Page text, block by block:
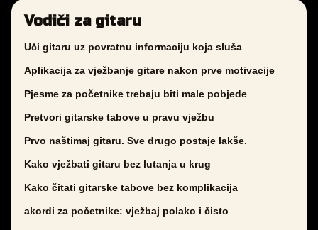
Vodiči za gitaru
Uči gitaru uz povratnu informaciju koja sluša
Aplikacija za vježbanje gitare nakon prve motivacije
Pjesme za početnike trebaju biti male pobjede
Pretvori gitarske tabove u pravu vježbu
Prvo naštimaj gitaru. Sve drugo postaje lakše.
Kako vježbati gitaru bez lutanja u krug
Kako čitati gitarske tabove bez komplikacija
akordi za početnike: vježbaj polako i čisto